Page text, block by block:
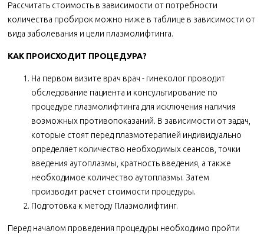
Рассчитать стоимость в зависимости от потребности
количества пробирок можно ниже в таблице в зависимости от
вида заболевания и цели плазмолифтинга.
КАК ПРОИСХОДИТ ПРОЦЕДУРА?
На первом визите врач врач - гинеколог проводит
обследование пациента и консультирование по
процедуре плазмолифтинга для исключения наличия
возможных противопоказаний. В зависимости от задач,
которые стоят перед плазмотерапией индивидуально
определяет количество необходимых сеансов, точки
введения аутоплазмы, кратность введения, а также
необходимое количество аутоплазмы. Затем
производит расчёт стоимости процедуры.
Подготовка к методу Плазмолифтинг.
Перед началом проведения процедуры необходимо пройти